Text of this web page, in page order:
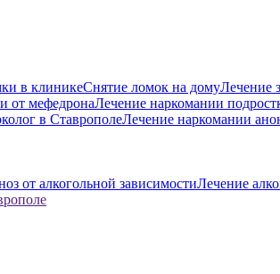
в клиникеСнятие ломок на домуЛечение
от мефедронаЛечение наркомании
в СтаврополеЛечение наркомании
от алкогольной зависимостиЛечение